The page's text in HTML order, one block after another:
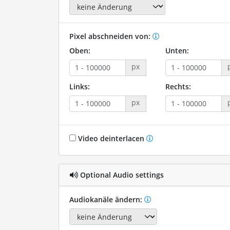
Pixel abschneiden von:
Oben:
px
Unten:
Links:
px
Rechts:
Video deinterlacen
Optional Audio settings
Audiokanäle ändern: